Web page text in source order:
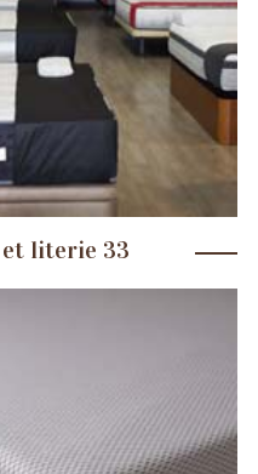
literie 33